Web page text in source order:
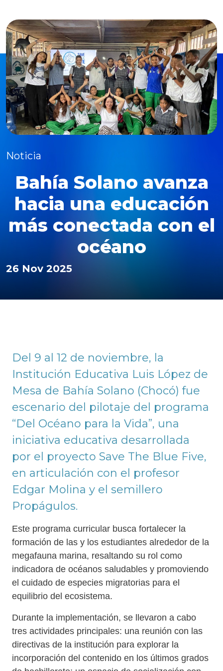
Noticia
Bahía Solano avanza
hacia una educación
más conectada con el
océano
26 Nov 2025
Del 9 al 12 de noviembre, la
Institución Educativa Luis López de
Mesa de Bahía Solano (Chocó) fue
escenario del pilotaje del programa
“Del Océano para la Vida”, una
iniciativa educativa desarrollada
por el proyecto Save The Blue Five,
en articulación con el profesor
Edgar Molina y el semillero
Propágulos.
Este programa curricular busca fortalecer la
formación de las y los estudiantes alrededor de la
megafauna marina, resaltando su rol como
indicadora de océanos saludables y promoviendo
el cuidado de especies migratorias para el
equilibrio del ecosistema.
Durante la implementación, se llevaron a cabo
tres actividades principales: una reunión con las
directivas de la institución para explorar la
incorporación del contenido en los últimos grados